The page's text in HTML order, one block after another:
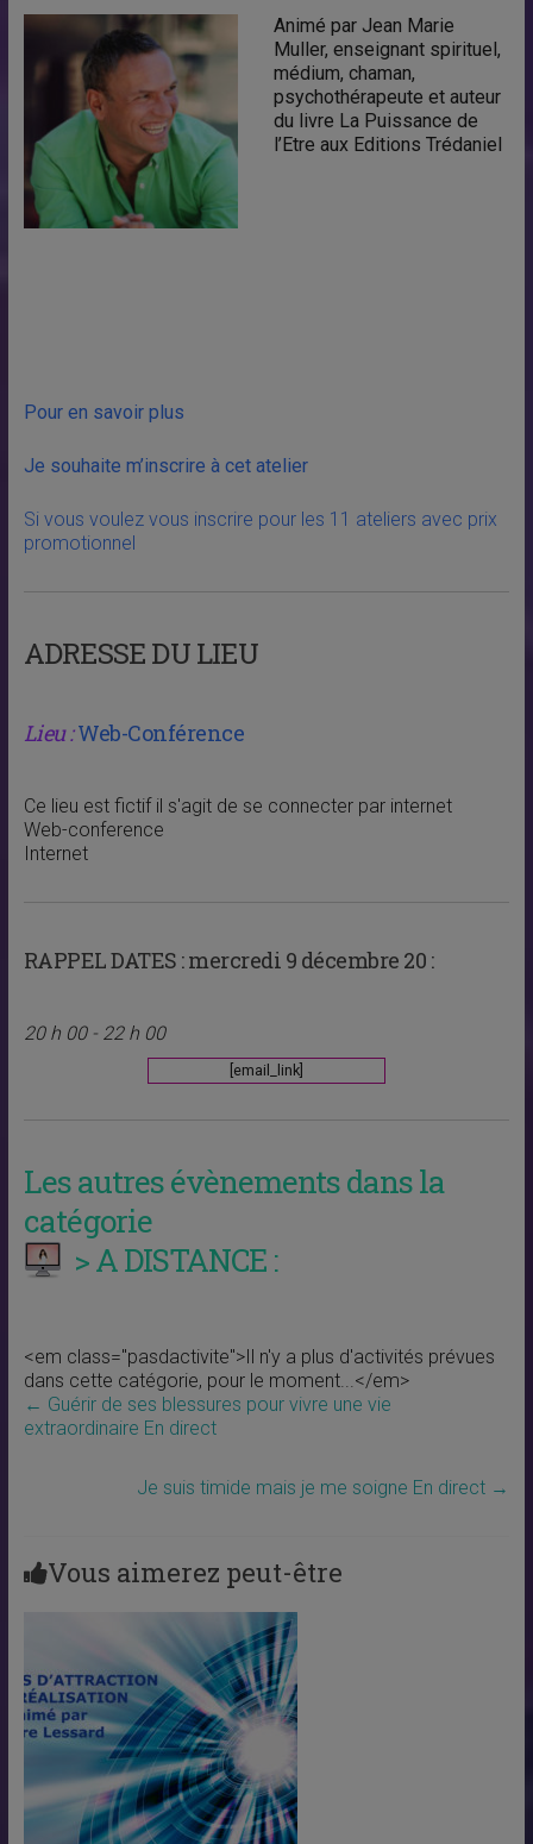
Animé par Jean Marie
Muller, enseignant spirituel,
médium, chaman,
psychothérapeute et auteur
du livre La Puissance de
l’Etre aux Editions Trédaniel
Pour en savoir plus
Je souhaite m’inscrire à cet atelier
Si vous voulez vous inscrire pour les 11 ateliers avec prix
promotionnel
ADRESSE DU LIEU
Lieu :Web-Conférence
Ce lieu est fictif il s'agit de se connecter par internet
Web-conference
Internet
RAPPEL DATES :mercredi 9 décembre 20 :
20 h 00 - 22 h 00
[email_link]
Les autres évènements dans la
catégorie
> A DISTANCE :
<em class="pasdactivite">Il n'y a plus d'activités prévues
dans cette catégorie, pour le moment...</em>
← Guérir de ses blessures pour vivre une vie
extraordinaire En direct
Je suis timide mais je me soigne En direct →
Vous aimerez peut-être